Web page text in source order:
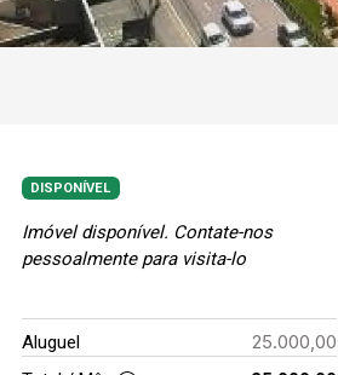
DISPONÍVEL
Imóvel disponível. Contate-nos
pessoalmente para visita-lo
Aluguel 25.000,00